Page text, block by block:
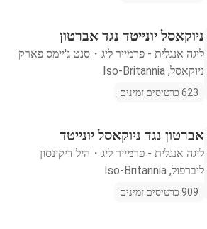
ניוקאסל יונייטד נגד אברטון
ליגה אנגלית - פרמייר ליג ・ סנט ג'יימס פארק
ניוקאסל, Iso-Britannia
623 כרטיסים זמינים
אברטון נגד ניוקאסל יונייטד
ליגה אנגלית - פרמייר ליג ・ היל דיקינסון
ליברפול, Iso-Britannia
909 כרטיסים זמינים